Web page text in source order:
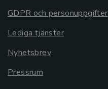
GDPR och personuppgifter
Lediga tjänster
Nyhetsbrev
Pressrum